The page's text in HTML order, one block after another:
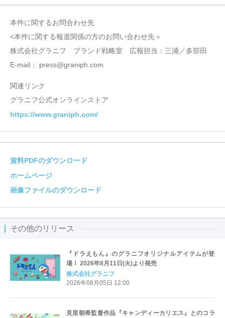
本件に関するお問合わせ先
<本件に関する報道関係の方のお問い合わせ先＞
株式会社グラニフ ブランド戦略室 広報担当：三浦／多部田
E-mail： press@graniph.com
関連リンク
グラニフ公式オンラインストア
https://www.graniph.com/
資料PDFのダウンロード
ホームページ
画像ファイルのダウンロード
その他のリリース
『ドラえもん』のグラニフオリジナルアイテムが登
場！ 2026年8月11日(火)より発売
株式会社グラニフ
2026年08月05日 12:00
見里朝希監督作品『キャンディーカリエス』とのコラ